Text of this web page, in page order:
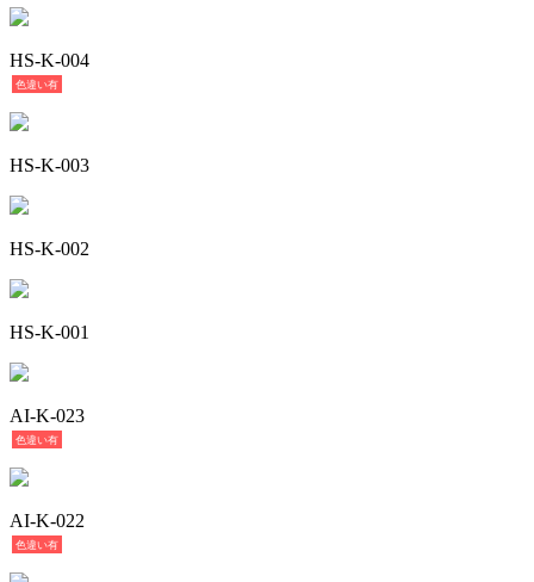
HS-K-004
色違い有
HS-K-003
HS-K-002
HS-K-001
AI-K-023
色違い有
AI-K-022
色違い有